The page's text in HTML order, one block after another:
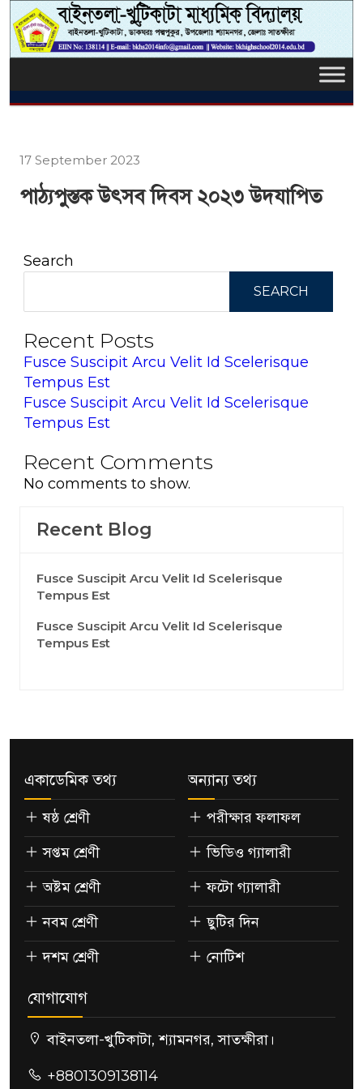
17 September 2023
পাঠ্যপুস্তক উৎসব দিবস ২০২৩ উদযাপিত
Search
SEARCH
Recent Posts
Fusce Suscipit Arcu Velit Id Scelerisque
Tempus Est
Fusce Suscipit Arcu Velit Id Scelerisque
Tempus Est
Recent Comments
No comments to show.
Recent Blog
Fusce Suscipit Arcu Velit Id Scelerisque
Tempus Est
Fusce Suscipit Arcu Velit Id Scelerisque
Tempus Est
একাডেমিক তথ্য
ষষ্ঠ শ্রেণী
সপ্তম শ্রেণী
অষ্টম শ্রেণী
নবম শ্রেণী
দশম শ্রেণী
অন্যান্য তথ্য
পরীক্ষার ফলাফল
ভিডিও গ্যালারী
ফটো গ্যালারী
ছুটির দিন
নোটিশ
যোগাযোগ
বাইনতলা-খুটিকাটা, শ্যামনগর, সাতক্ষীরা।
+8801309138114